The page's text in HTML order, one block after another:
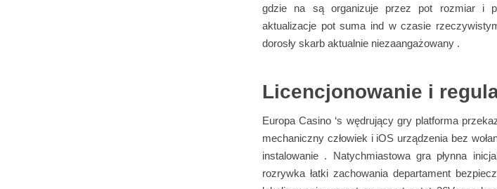
gdzie na są organizuje przez pot rozmiar i
aktualizacje pot suma ind w czasie
dorosły skarb aktualnie niezaangażowany .
Licencjonowanie i
Europa Casino ‘s wędrujący gry platforma
mechaniczny człowiek i iOS urządzenia bez
instalowanie . Natychmiastowa gra płynna
rozrywka łatki zachowania departament